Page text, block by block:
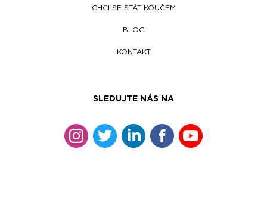
CHCI SE STÁT KOUČEM
BLOG
KONTAKT
SLEDUJTE NÁS NA